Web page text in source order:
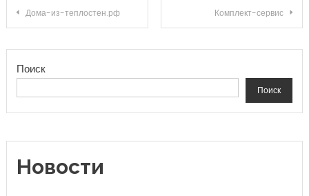
Навигация по записям
Дома-из-теплостен.рф Комплект-сервис
Поиск
Поиск
Новости